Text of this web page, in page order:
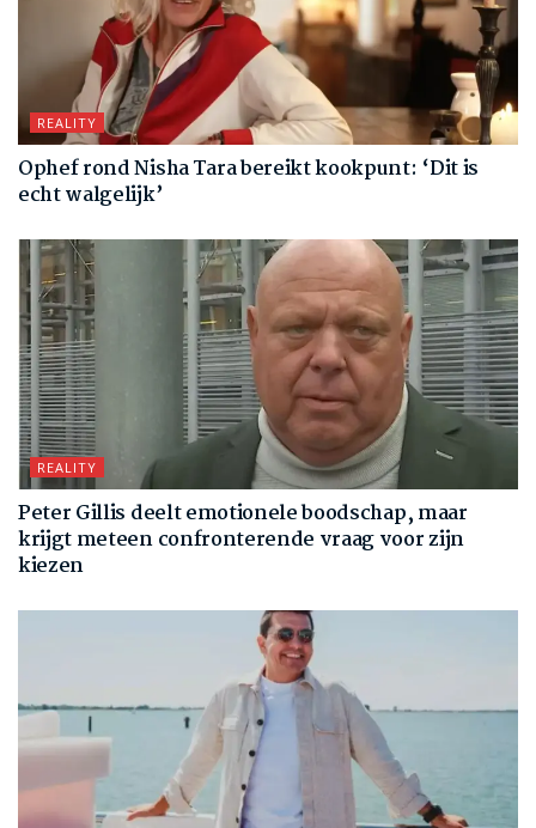
REALITY
Ophef rond Nisha Tara bereikt kookpunt: ‘Dit is
echt walgelijk’
REALITY
Peter Gillis deelt emotionele boodschap, maar
krijgt meteen confronterende vraag voor zijn
kiezen